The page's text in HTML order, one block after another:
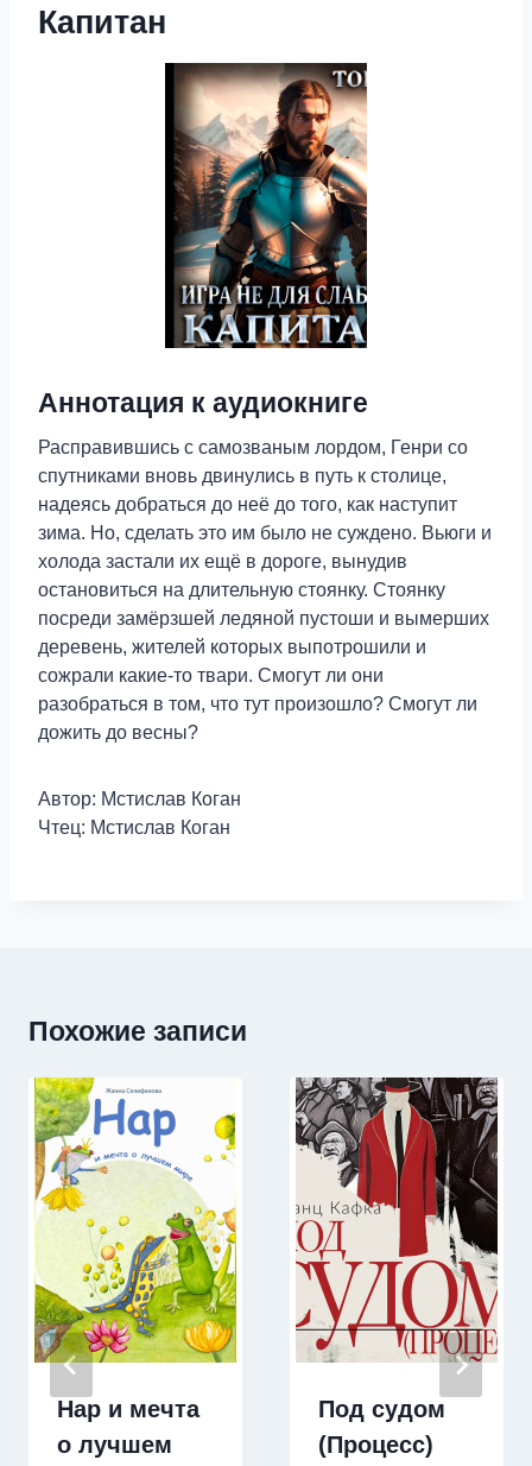
Капитан
Аннотация к аудиокниге
Расправившись с самозваным лордом, Генри со
спутниками вновь двинулись в путь к столице,
надеясь добраться до неё до того, как наступит
зима. Но, сделать это им было не суждено. Вьюги и
холода застали их ещё в дороге, вынудив
остановиться на длительную стоянку. Стоянку
посреди замёрзшей ледяной пустоши и вымерших
деревень, жителей которых выпотрошили и
сожрали какие-то твари. Смогут ли они
разобраться в том, что тут произошло? Смогут ли
дожить до весны?
Автор: Мстислав Коган
Чтец: Мстислав Коган
Похожие записи
Нар и мечта
о лучшем
Под судом
(Процесс)